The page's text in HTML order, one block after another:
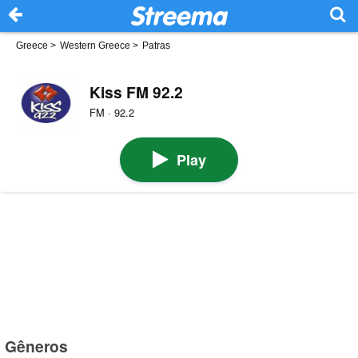
Greece > Western Greece > Patras
Kiss FM 92.2
FM · 92.2
Play
Gêneros